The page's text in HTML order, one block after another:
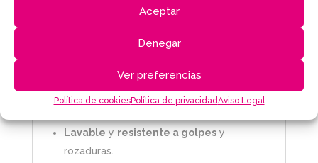
Aceptar
Denegar
Ver preferencias
Política de cookiesPolítica de privacidadAviso Legal
sólo con agua y una espátula.
fácil de retirar.
Fácil limpieza.
Lavable y resistente a golpesy
rozaduras.